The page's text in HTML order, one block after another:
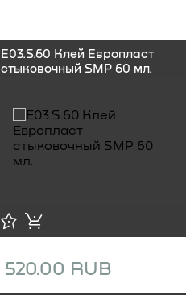
E03.S.60 Клей Европласт
стыковочный SMP 60 мл.
520.00 RUB